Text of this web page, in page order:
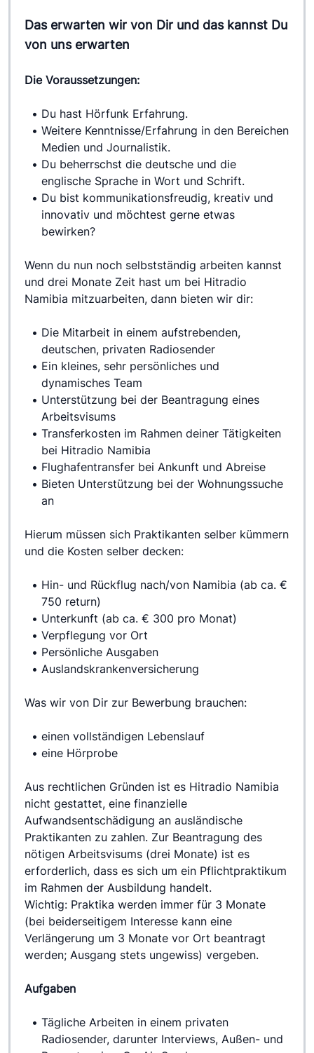
Das erwarten wir von Dir und das kannst Du
von uns erwarten
Die Voraussetzungen:
Du hast Hörfunk Erfahrung.
Weitere Kenntnisse/Erfahrung in den Bereichen
Medien und Journalistik.
Du beherrschst die deutsche und die
englische Sprache in Wort und Schrift.
Du bist kommunikationsfreudig, kreativ und
innovativ und möchtest gerne etwas
bewirken?
Wenn du nun noch selbstständig arbeiten kannst
und drei Monate Zeit hast um bei Hitradio
Namibia mitzuarbeiten, dann bieten wir dir:
Die Mitarbeit in einem aufstrebenden,
deutschen, privaten Radiosender
Ein kleines, sehr persönliches und
dynamisches Team
Unterstützung bei der Beantragung eines
Arbeitsvisums
Transferkosten im Rahmen deiner Tätigkeiten
bei Hitradio Namibia
Flughafentransfer bei Ankunft und Abreise
Bieten Unterstützung bei der Wohnungssuche
an
Hierum müssen sich Praktikanten selber kümmern
und die Kosten selber decken:
Hin- und Rückflug nach/von Namibia (ab ca. €
750 return)
Unterkunft (ab ca. € 300 pro Monat)
Verpflegung vor Ort
Persönliche Ausgaben
Auslandskrankenversicherung
Was wir von Dir zur Bewerbung brauchen:
einen vollständigen Lebenslauf
eine Hörprobe
Aus rechtlichen Gründen ist es Hitradio Namibia
nicht gestattet, eine finanzielle
Aufwandsentschädigung an ausländische
Praktikanten zu zahlen. Zur Beantragung des
nötigen Arbeitsvisums (drei Monate) ist es
erforderlich, dass es sich um ein Pflichtpraktikum
im Rahmen der Ausbildung handelt.
Wichtig: Praktika werden immer für 3 Monate
(bei beiderseitigem Interesse kann eine
Verlängerung um 3 Monate vor Ort beantragt
werden; Ausgang stets ungewiss) vergeben.
Aufgaben
Tägliche Arbeiten in einem privaten
Radiosender, darunter Interviews, Außen- und